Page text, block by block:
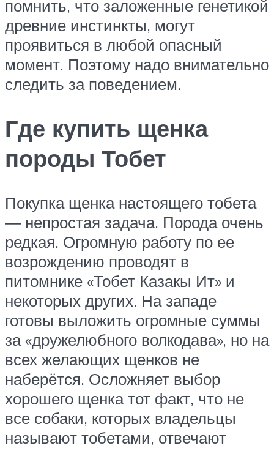
помнить, что заложенные генетикой
древние инстинкты, могут
проявиться в любой опасный
момент. Поэтому надо внимательно
следить за поведением.
Где купить щенка
породы Тобет
Покупка щенка настоящего тобета
― непростая задача. Порода очень
редкая. Огромную работу по ее
возрождению проводят в
питомнике «Тобет Казакы Ит» и
некоторых других. На западе
готовы выложить огромные суммы
за «дружелюбного волкодава», но на
всех желающих щенков не
наберётся. Осложняет выбор
хорошего щенка тот факт, что не
все собаки, которых владельцы
называют тобетами, отвечают